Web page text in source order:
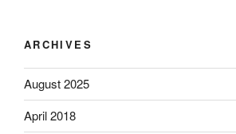
ARCHIVES
August 2025
April 2018